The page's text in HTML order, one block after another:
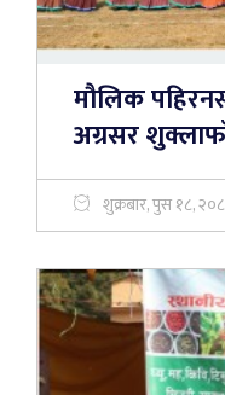
मौलिक
अग्रसर
शुक्रबार, पुस १८,